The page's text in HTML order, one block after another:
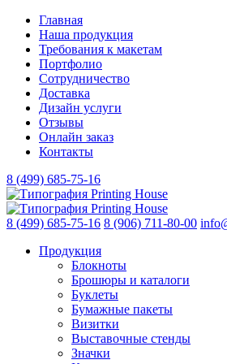
Главная
Наша продукция
Требования к макетам
Портфолио
Сотрудничество
Доставка
Дизайн услуги
Отзывы
Онлайн заказ
Контакты
8 (499) 685-75-16
8 (499) 685-75-16 8 (906) 711-80-00
Продукция
Блокноты
Брошюры и каталоги
Буклеты
Бумажные пакеты
Визитки
Выставочные стенды
Значки